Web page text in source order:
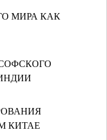
МИРА КАК
КИТАЕ